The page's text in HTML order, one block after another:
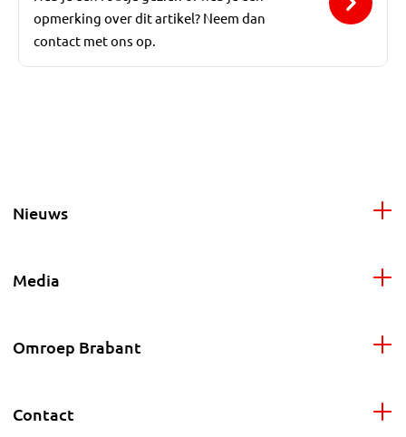
opmerking over dit artikel? Neem dan
contact met ons op.
Nieuws
Media
Omroep Brabant
Contact